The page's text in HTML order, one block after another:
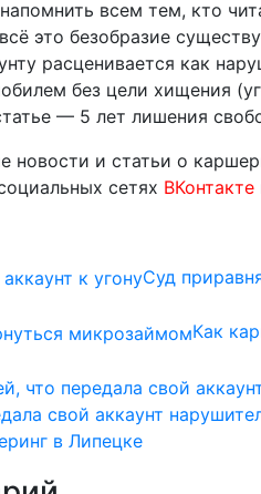
всем тем, кто
это безобразие
расценивается как
без цели хищения
— 5 лет лишения
новости и статьи о
сетях ВКонтакте
Суд
Как
свой аккаунт
в Липецке